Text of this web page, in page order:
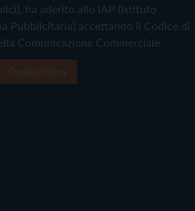
ha aderito allo IAP (Istituto
Pubblicitaria) accettando il Codice di
Comunicazione Commerciale